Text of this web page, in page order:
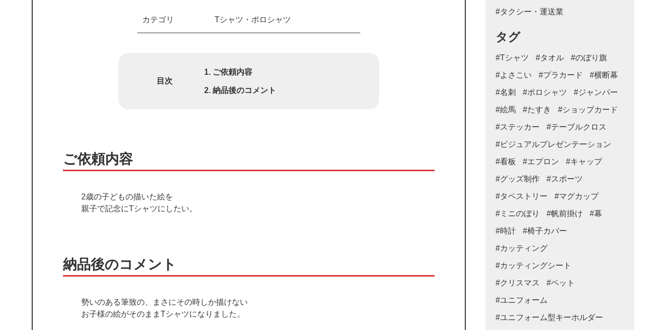
カテゴリ Tシャツ・ポロシャツ
目次
ご依頼内容
納品後のコメント
ご依頼内容
2歳の子どもの描いた絵を
親子で記念にTシャツにしたい。
納品後のコメント
勢いのある筆致の、まさにその時しか描けない
お子様の絵がそのままTシャツになりました。
#タクシー・運送業
タグ
#Tシャツ #タオル #のぼり旗
#よさこい #プラカード #横断幕
#名刺 #ポロシャツ #ジャンパー
#絵馬 #たすき #ショップカード
#ステッカー #テーブルクロス
#ビジュアルプレゼンテーション
#看板 #エプロン #キャップ
#グッズ制作 #スポーツ
#タペストリー #マグカップ
#ミニのぼり #帆前掛け #幕
#時計 #椅子カバー
#カッティング
#カッティングシート
#クリスマス #ペット
#ユニフォーム
#ユニフォーム型キーホルダー